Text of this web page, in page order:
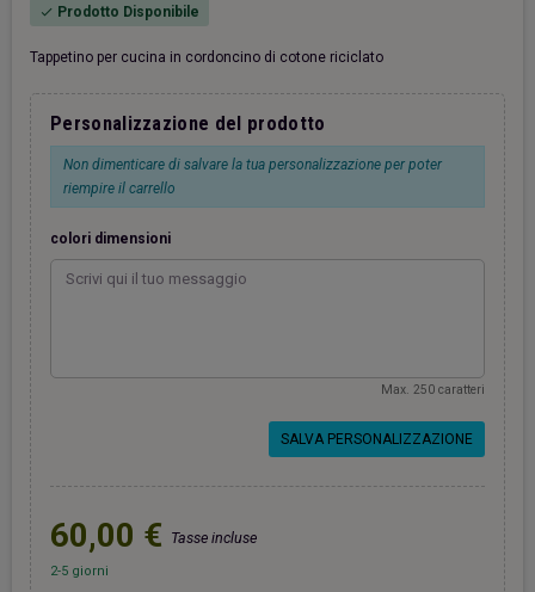
check Prodotto Disponibile
Tappetino per cucina in cordoncino di cotone riciclato
Personalizzazione del prodotto
Non dimenticare di salvare la tua personalizzazione per poter
riempire il carrello
colori dimensioni
Max. 250 caratteri
SALVA PERSONALIZZAZIONE
60,00 € Tasse incluse
2-5 giorni